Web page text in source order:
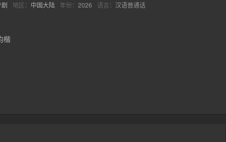
地区： 中国大陆 年份： 2026 语言： 汉语普通话
楷